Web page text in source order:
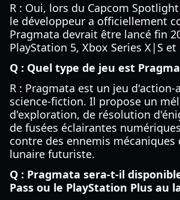
R : Oui, lors du Capcom
le développeur a officiellement
Pragmata devrait être lancé fin
PlayStation 5, Xbox Series X|S et
Q : Quel type de jeu est
R : Pragmata est un jeu d'action-
science-fiction. Il propose un
d'exploration, de résolution
de fusées éclairantes
contre des ennemis mécaniques
lunaire futuriste.
Q : Pragmata sera-t-il
Pass ou le PlayStation Plus au